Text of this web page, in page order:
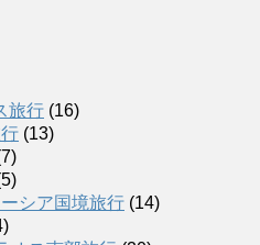
旅行 (16)
(13)
シア国境旅行 (14)